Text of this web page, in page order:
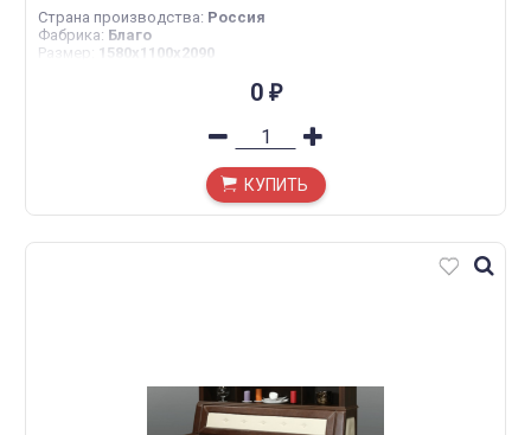
Страна производства: Россия
Фабрика: Благо
Размер : 1580х1100х2090
0 ₽
КУПИТЬ